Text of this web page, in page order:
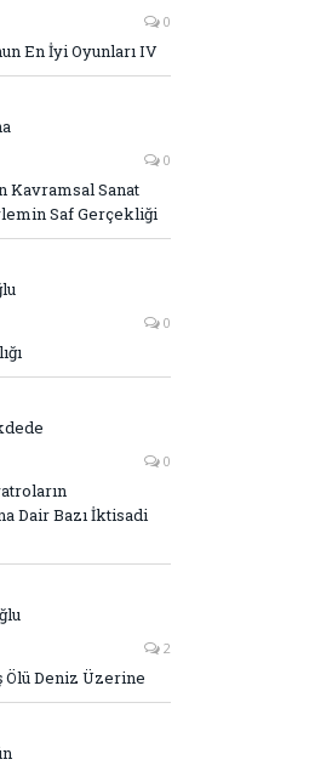
0
En İyi Oyunları IV
0
Kavramsal Sanat
Saf Gerçekliği
0
0
Dair Bazı İktisadi
2
Ölü Deniz Üzerine